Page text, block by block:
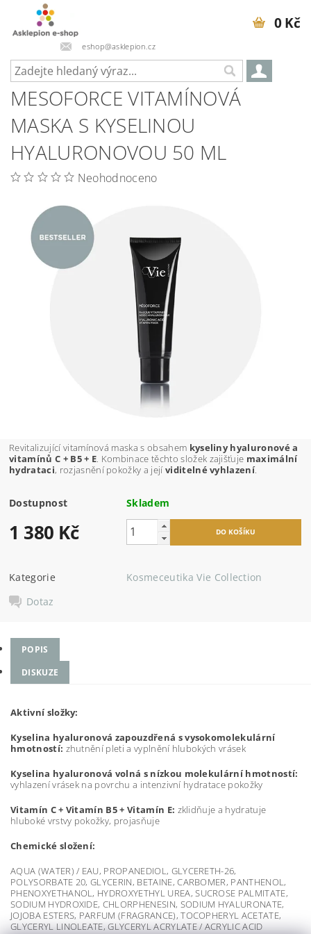
eshop@asklepion.cz
0 Kč
MESOFORCE VITAMÍNOVÁ
MASKA S KYSELINOU
HYALURONOVOU 50 ML
Neohodnoceno
Revitalizující vitamínová maska s obsahem kyseliny hyaluronové a
vitamínů C + B5 + E . Kombinace těchto složek zajišťuje maximální
hydrataci, rozjasnění pokožky a její viditelné vyhlazení.
Dostupnost Skladem
1 380 Kč
Kategorie
Kosmeceutika Vie Collection
Dotaz
POPIS
DISKUZE
Aktivní složky:
Kyselina hyaluronová zapouzdřená s vysokomolekulární
hmotností: zhutnění pleti a vyplnění hlubokých vrásek
Kyselina hyaluronová volná s nízkou molekulární hmotností:
vyhlazení vrásek na povrchu a intenzivní hydratace pokožky
Vitamín C + Vitamín B5 + Vitamín E: zklidňuje a hydratuje
hluboké vrstvy pokožky, projasňuje
Chemické složení:
AQUA (WATER) / EAU, PROPANEDIOL, GLYCERETH-26,
POLYSORBATE 20, GLYCERIN, BETAINE, CARBOMER, PANTHENOL,
PHENOXYETHANOL, HYDROXYETHYL UREA, SUCROSE PALMITATE,
SODIUM HYDROXIDE, CHLORPHENESIN, SODIUM HYALURONATE,
JOJOBA ESTERS, PARFUM (FRAGRANCE), TOCOPHERYL ACETATE,
GLYCERYL LINOLEATE, GLYCERYL ACRYLATE / ACRYLIC ACID